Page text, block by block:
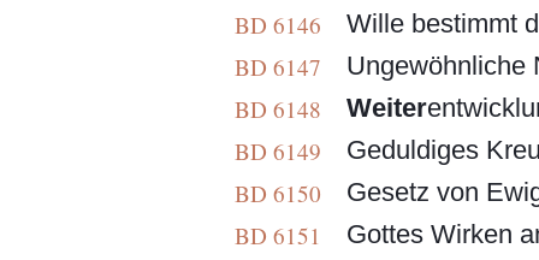
BD 6146
Wille bestimmt
BD 6147
Ungewöhnliche
BD 6148
Weiter
BD 6149
Geduldiges
BD 6150
Gesetz von
BD 6151
Gottes Wirken